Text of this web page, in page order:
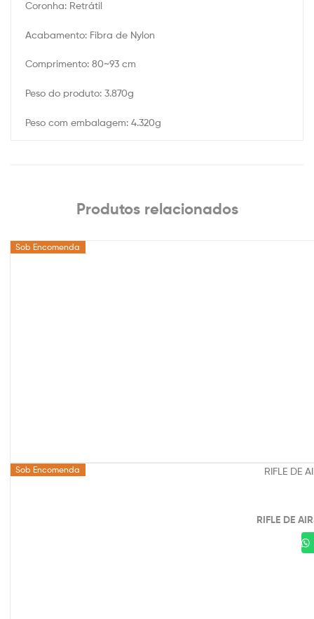
Coronha: Retrátil
Acabamento: Fibra de Nylon
Comprimento: 80~93 cm
Peso do produto: 3.870g
Peso com embalagem: 4.320g
Produtos relacionados
Sob Encomenda
Sob Encomenda
RIFLE DE